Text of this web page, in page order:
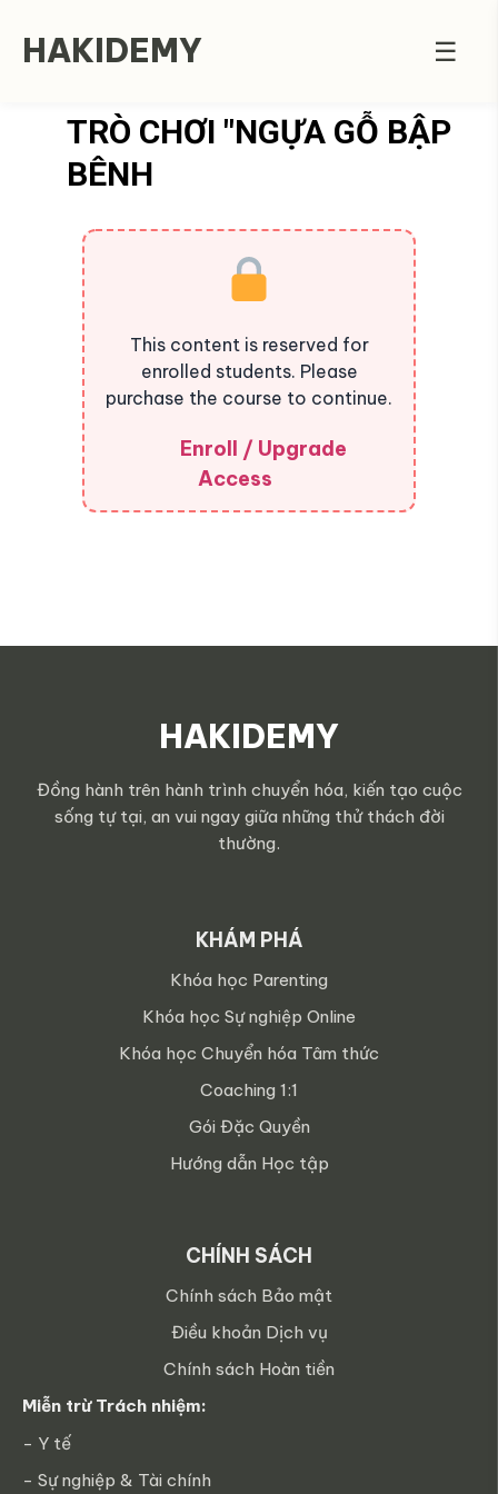
HAKIDEMY ☰
TRÒ CHƠI "NGỰA GỖ BẬP
BÊNH
This content is reserved for
enrolled students. Please
purchase the course to continue.
Enroll / Upgrade
Access
HAKIDEMY
Đồng hành trên hành trình chuyển hóa, kiến tạo cuộc
sống tự tại, an vui ngay giữa những thử thách đời
thường.
KHÁM PHÁ
Khóa học Parenting
Khóa học Sự nghiệp Online
Khóa học Chuyển hóa Tâm thức
Coaching 1:1
Gói Đặc Quyền
Hướng dẫn Học tập
CHÍNH SÁCH
Chính sách Bảo mật
Điều khoản Dịch vụ
Chính sách Hoàn tiền
Miễn trừ Trách nhiệm:
- Y tế
- Sự nghiệp & Tài chính